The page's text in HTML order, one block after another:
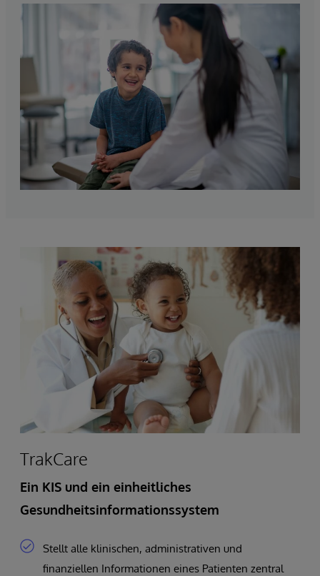
TrakCare
Ein KIS und ein einheitliches
Gesundheitsinformationssystem
Stellt alle klinischen, administrativen und
finanziellen Informationen eines Patienten zentral